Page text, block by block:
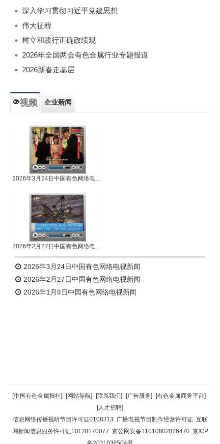
深入学习贯彻习近平党建思想
伟大征程
树立和践行正确政绩观
2026年全国两会有色金属行业专题报道
2026新春走基层
视频 企业新闻
2026年3月24日中国有色网络电视新闻
2026年2月27日中国有色网络电视新闻
2026年3月24日中国有色网络电视新闻
2026年2月27日中国有色网络电视新闻
2026年1月9日中国有色网络电视新闻
返回顶部
返回首页
[中国有色金属报社]- [网站导航]- [联系我们]- [广告服务]- [有色金属商务平台]-
[人才招聘]
信息网络传播视听节目许可证0108313 广播电视节目制作经营许可证 互联
网新闻信息服务许可证10120170077 京公网安备11010802026470 京ICP